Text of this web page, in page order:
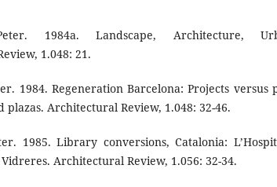
1984a. Landscape, Architecture,
1.048: 21.
1984. Regeneration Barcelona: Projects versus
plazas. Architectural Review, 1.048: 32-46.
1985. Library conversions, Catalonia:
Architectural Review, 1.056: 32-34.